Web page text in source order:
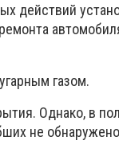
действий
газом.
Однако, в
не